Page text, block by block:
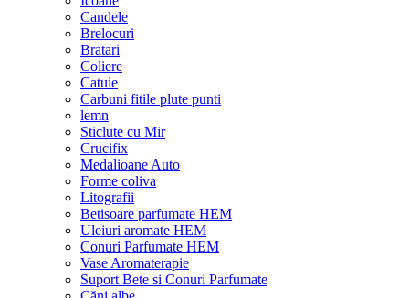
Candele
Brelocuri
Bratari
Coliere
Catuie
Carbuni fitile plute punti
lemn
Sticlute cu Mir
Crucifix
Medalioane Auto
Forme coliva
Litografii
Betisoare parfumate HEM
Uleiuri aromate HEM
Conuri Parfumate HEM
Vase Aromaterapie
Suport Bete si Conuri Parfumate